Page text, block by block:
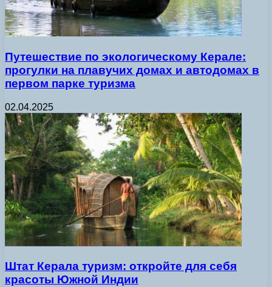
Путешествие по экологическому Керале:
прогулки на плавучих домах и автодомах в
первом парке туризма
02.04.2025
Штат Керала туризм: откройте для себя
красоты Южной Индии